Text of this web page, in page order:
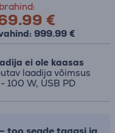
€
999.99 €
ei ole kaasas
laadija võimsus
100 W, USB PD